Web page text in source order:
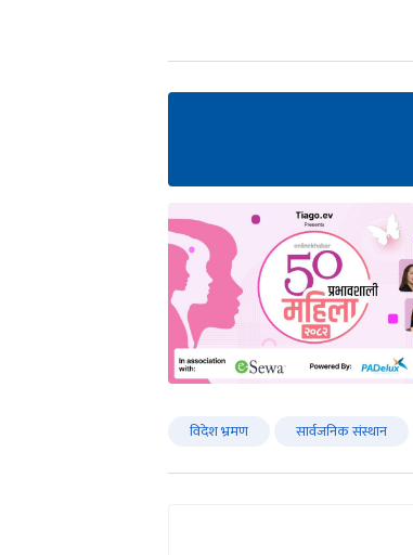
विदेश भ्रमण सार्वजनिक संस्थान